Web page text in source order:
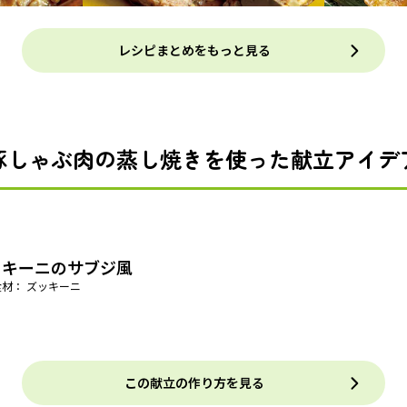
レシピまとめをもっと見る
しゃぶ肉の蒸し焼きを使った献立アイデ
ーニのサブジ風
材： ズッキーニ
この献立の作り方を見る